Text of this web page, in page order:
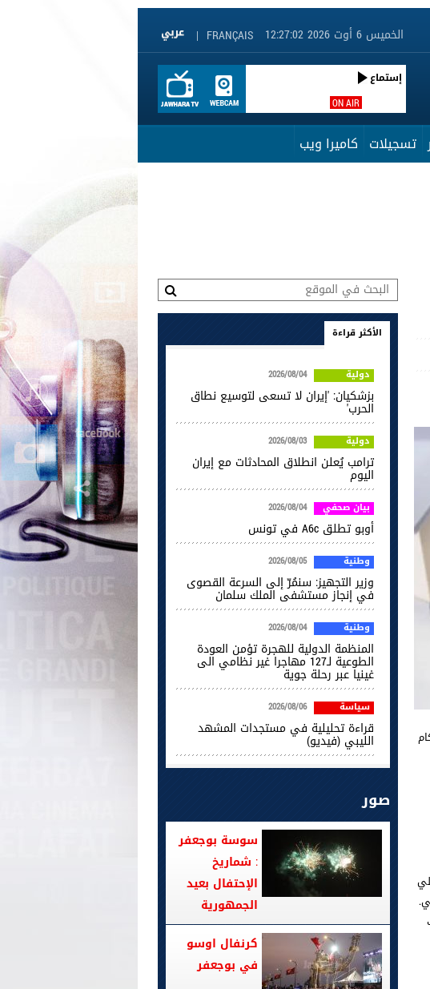
FRANÇAIS
| الخميس 6 أوت 2026 12:27:03
ON AIR
إستماع
تسجيلات كاميرا ويب
2026، لشرح أحكام
الأكثر قراءة
دولية 2026/08/04
بزشكيان: 'إيران لا تسعى لتوسيع نطاق
الحرب'
دولية 2026/08/03
ترامب يُعلن انطلاق المحادثات مع إيران
اليوم
بيان صحفي 2026/08/04
أوبو تطلق A6c في تونس
وطنية 2026/08/05
وزير التجهيز: سنمُرّ إلى السرعة القصوى
في إنجاز مستشفى الملك سلمان
وطنية 2026/08/04
المنظمة الدولية للهجرة تؤمن العودة
الطوعية لـ127 مهاجرا غير نظامي الى
غينيا عبر رحلة جوية
سياسة 2026/08/06
قراءة تحليلية في مستجدات المشهد
الليبي (فيديو)
صور
سوسة بوجعفر
: شماريخ
الإحتفال بعيد
الجمهورية
كرنفال اوسو
في بوجعفر